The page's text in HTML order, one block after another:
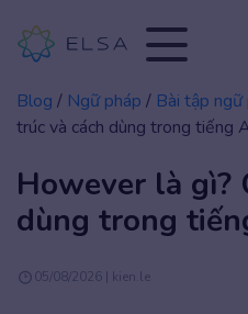
Blog / Ngữ pháp / Bài tập ngữ
trúc và cách dùng trong tiếng
However là gì?
dùng trong
05/08/2026 | kien.le